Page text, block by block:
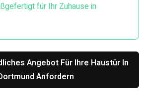
für Ihr Zuhause in
Angebot Für Ihre Haustür In
Anfordern